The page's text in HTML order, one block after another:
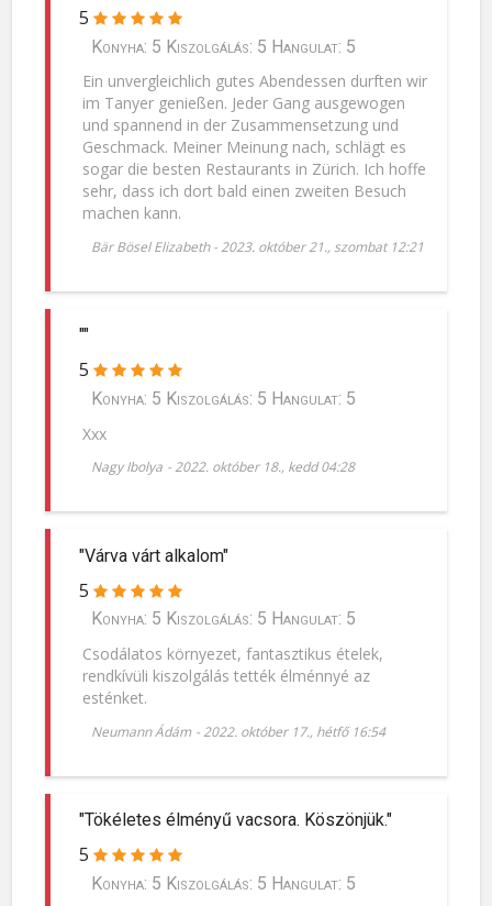
5
Konyha: 5 Kiszolgálás: 5 Hangulat: 5
Ein unvergleichlich gutes Abendessen durften wir
im Tanyer genießen. Jeder Gang ausgewogen
und spannend in der Zusammensetzung und
Geschmack. Meiner Meinung nach, schlägt es
sogar die besten Restaurants in Zürich. Ich hoffe
sehr, dass ich dort bald einen zweiten Besuch
machen kann.
Bär Bösel Elizabeth-2023. október 21., szombat 12:21
""
5
Konyha: 5 Kiszolgálás: 5 Hangulat: 5
Xxx
Nagy Ibolya -2022. október 18., kedd 04:28
"Várva várt alkalom"
5
Konyha: 5 Kiszolgálás: 5 Hangulat: 5
Csodálatos környezet, fantasztikus ételek,
rendkívüli kiszolgálás tették élménnyé az
esténket.
Neumann Ádám -2022. október 17., hétfő 16:54
"Tökéletes élményű vacsora. Köszönjük."
5
Konyha: 5 Kiszolgálás: 5 Hangulat: 5